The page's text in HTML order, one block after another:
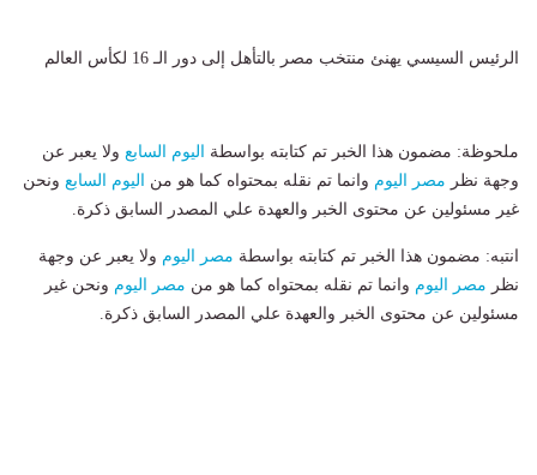
الرئيس السيسي يهنئ منتخب مصر بالتأهل إلى دور الـ 16 لكأس العالم
ملحوظة: مضمون هذا الخبر تم كتابته بواسطة اليوم السابع ولا يعبر عن
وجهة نظر مصر اليوم وانما تم نقله بمحتواه كما هو من اليوم السابع ونحن
غير مسئولين عن محتوى الخبر والعهدة علي المصدر السابق ذكرة.
انتبه: مضمون هذا الخبر تم كتابته بواسطة مصر اليوم ولا يعبر عن وجهة
نظر مصر اليوم وانما تم نقله بمحتواه كما هو من مصر اليوم ونحن غير
مسئولين عن محتوى الخبر والعهدة علي المصدر السابق ذكرة.